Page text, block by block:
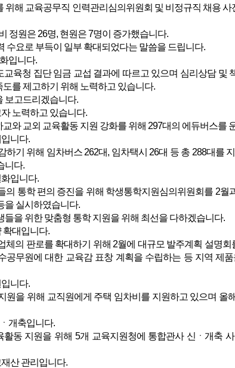
위해 교육공무직 인력관리심의위원회 및 비정규직 채용
정원은 26명, 현원은 7명이 증가했습니다.
수요로 부득이 일부 확대되었다는 말씀을 드립니다.
입니다.
교육청 집단 임금 교섭 결과에 따르고 있으며 심리상담 및
를 제고하기 위해 노력하고 있습니다.
보고드리겠습니다.
노력하고 있습니다.
와 교외 교육활동 지원 강화를 위해 297대의 에듀버스를
니다.
하기 위해 임차버스 262대, 임차택시 26대 등 총 288대를
니다.
입니다.
의 통학 편의 증진을 위해 학생통학지원심의위원회를 2월
을 실시하였습니다.
들을 위한 맞춤형 통학 지원을 위해 최선을 다하겠습니다.
확대입니다.
체의 판로를 확대하기 위해 2월에 대규모 발주계획 설명
공무원에 대한 교육감 표창 계획을 수립하는 등 지역 제
니다.
원을 위해 교직원에게 주택 임차비를 지원하고 있으며 올
개축입니다.
동 지원을 위해 5개 교육지원청에 통합관사 신ㆍ개축
산 관리입니다.